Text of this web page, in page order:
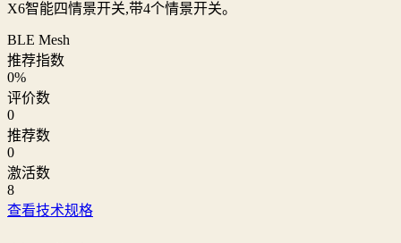
X6智能四情景开关,带4个情景开关。
BLE Mesh
推荐指数
0%
评价数
0
推荐数
0
激活数
8
查看技术规格